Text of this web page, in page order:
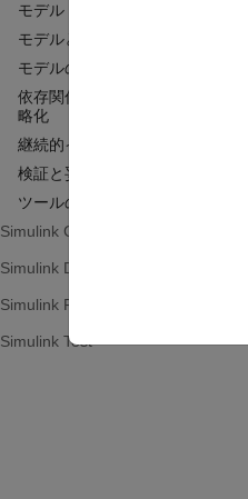
モデル チェックのカスタマイズ
モデルとテスト メトリクスの収集
モデルのリファクタリング
依存関係の分析によるモデルの簡
略化
継続的インテグレーション
検証と妥当性確認
ツールの検定と認定
Simulink Coverage
Simulink Design Verifier
Simulink Fault Analyzer
Simulink Test